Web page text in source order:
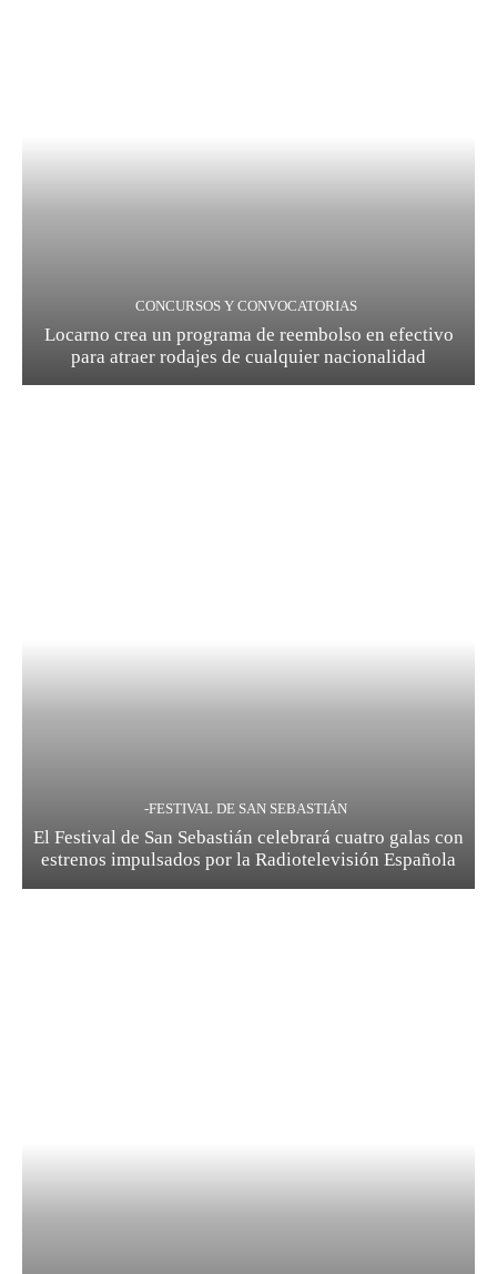
CONCURSOS Y CONVOCATORIAS
Locarno crea un programa de reembolso en efectivo
para atraer rodajes de cualquier nacionalidad
-FESTIVAL DE SAN SEBASTIÁN
El Festival de San Sebastián celebrará cuatro galas con
estrenos impulsados por la Radiotelevisión Española